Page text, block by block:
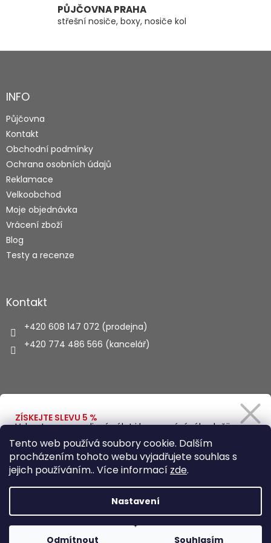
Tento web používá soubory cookie. Dalším
procházením tohoto webu vyjadřujete souhlas s
jejich používáním.. Více informací zde.
Nastavení
Odmítnout Souhlasím
PŮJČOVNA PRAHA
střešní nosiče, boxy, nosiče kol
Z
aINFO
Půjčovna
Kontakt
Obchodní podmínky
Ochrana osobních údajů
Reklamace
Velkoobchod
Moje objednávka
Vrácení zboží
Blog
Testy a recenze
Kontakt
+420 608 147 072 (prodejna)
+420 774 486 566 (kancelář)
HLEDAT
Copyright 2026Autohaus.cz. Všechna práva vyhrazena.
ZÍSKEJTE SLEVU 5 %
Vybavte se na rodinný výlet i kempování výhodněji.
Zadejte svůj e-mail a obratem vám pošleme
slevový kód.
Zásady zpracování osobních údajů